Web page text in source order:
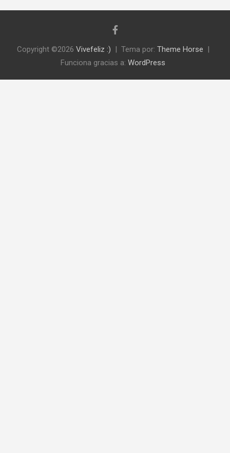
Copyright ©2026 Vivefeliz :) Tema por: Theme Horse
Funciona gracias a: WordPress